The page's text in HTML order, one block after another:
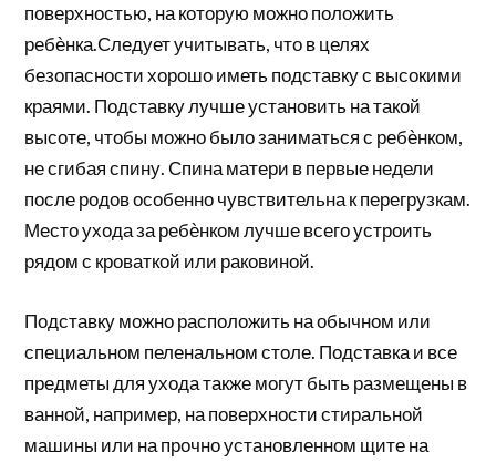
поверхностью, на которую можно положить
ребѐнка.Следует учитывать, что в целях
безопасности хорошо иметь подставку с высокими
краями. Подставку лучше установить на такой
высоте, чтобы можно было заниматься с ребѐнком,
не сгибая спину. Спина матери в первые недели
после родов особенно чувствительна к перегрузкам.
Место ухода за ребѐнком лучше всего устроить
рядом с кроваткой или раковиной.
Подставку можно расположить на обычном или
специальном пеленальном столе. Подставка и все
предметы для ухода также могут быть размещены в
ванной, например, на поверхности стиральной
машины или на прочно установленном щите на